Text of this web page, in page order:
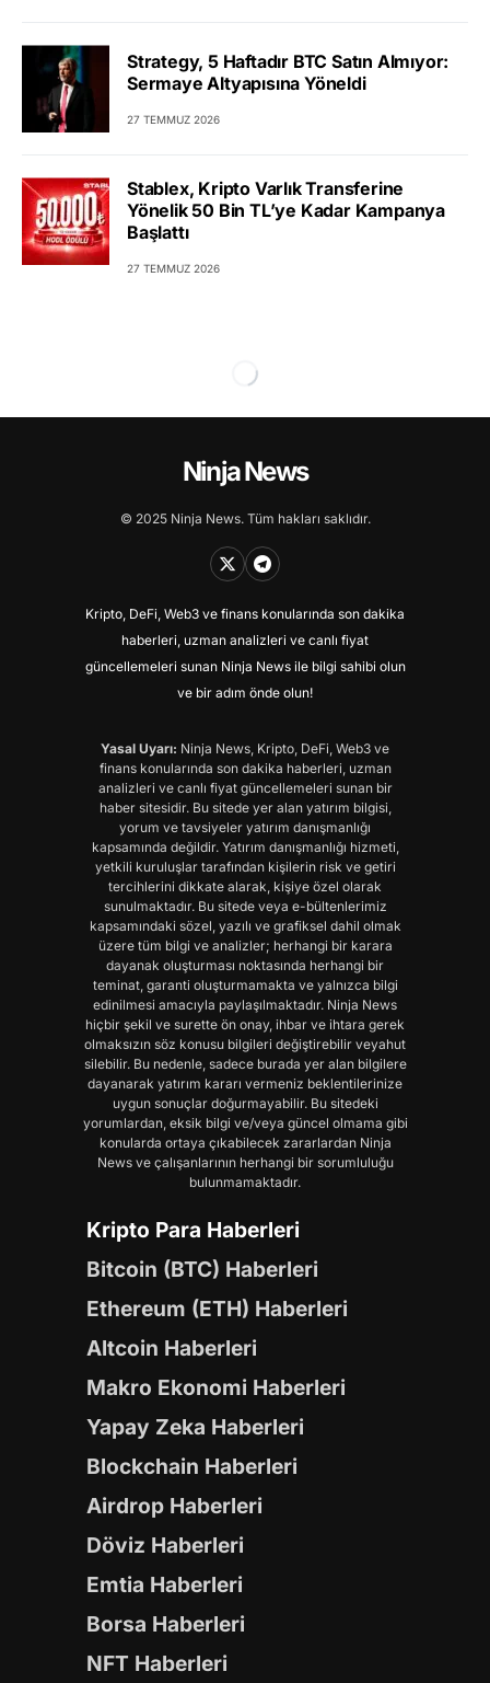
Strategy, 5 Haftadır BTC Satın Almıyor:
Sermaye Altyapısına Yöneldi
27 TEMMUZ 2026
Stablex, Kripto Varlık Transferine
Yönelik 50 Bin TL’ye Kadar Kampanya
Başlattı
27 TEMMUZ 2026
Ninja News
© 2025 Ninja News. Tüm hakları saklıdır.
Kripto, DeFi, Web3 ve finans konularında son dakika
haberleri, uzman analizleri ve canlı fiyat
güncellemeleri sunan Ninja News ile bilgi sahibi olun
ve bir adım önde olun!
Yasal Uyarı: Ninja News, Kripto, DeFi, Web3 ve
finans konularında son dakika haberleri, uzman
analizleri ve canlı fiyat güncellemeleri sunan bir
haber sitesidir. Bu sitede yer alan yatırım bilgisi,
yorum ve tavsiyeler yatırım danışmanlığı
kapsamında değildir. Yatırım danışmanlığı hizmeti,
yetkili kuruluşlar tarafından kişilerin risk ve getiri
tercihlerini dikkate alarak, kişiye özel olarak
sunulmaktadır. Bu sitede veya e-bültenlerimiz
kapsamındaki sözel, yazılı ve grafiksel dahil olmak
üzere tüm bilgi ve analizler; herhangi bir karara
dayanak oluşturması noktasında herhangi bir
teminat, garanti oluşturmamakta ve yalnızca bilgi
edinilmesi amacıyla paylaşılmaktadır. Ninja News
hiçbir şekil ve surette ön onay, ihbar ve ihtara gerek
olmaksızın söz konusu bilgileri değiştirebilir veyahut
silebilir. Bu nedenle, sadece burada yer alan bilgilere
dayanarak yatırım kararı vermeniz beklentilerinize
uygun sonuçlar doğurmayabilir. Bu sitedeki
yorumlardan, eksik bilgi ve/veya güncel olmama gibi
konularda ortaya çıkabilecek zararlardan Ninja
News ve çalışanlarının herhangi bir sorumluluğu
bulunmamaktadır.
Kripto Para Haberleri
Bitcoin (BTC) Haberleri
Ethereum (ETH) Haberleri
Altcoin Haberleri
Makro Ekonomi Haberleri
Yapay Zeka Haberleri
Blockchain Haberleri
Airdrop Haberleri
Döviz Haberleri
Emtia Haberleri
Borsa Haberleri
NFT Haberleri